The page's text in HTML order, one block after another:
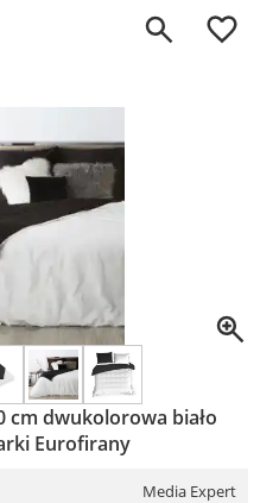
0
cm dwukolorowa biało
Eurofirany
Media Expert